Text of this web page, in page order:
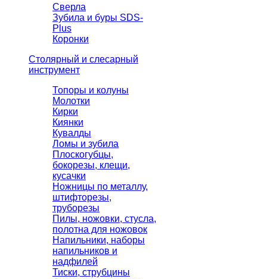
Сверла
Зубила и буры SDS-
Plus
Коронки
Столярный и слесарный
инструмент
Топоры и колуны
Молотки
Кирки
Киянки
Кувалды
Ломы и зубила
Плоскогубцы,
бокорезы, клещи,
кусачки
Ножницы по металлу,
штифторезы,
труборезы
Пилы, ножовки, стусла,
полотна для ножовок
Напильники, наборы
напильников и
надфилей
Тиски, струбцины